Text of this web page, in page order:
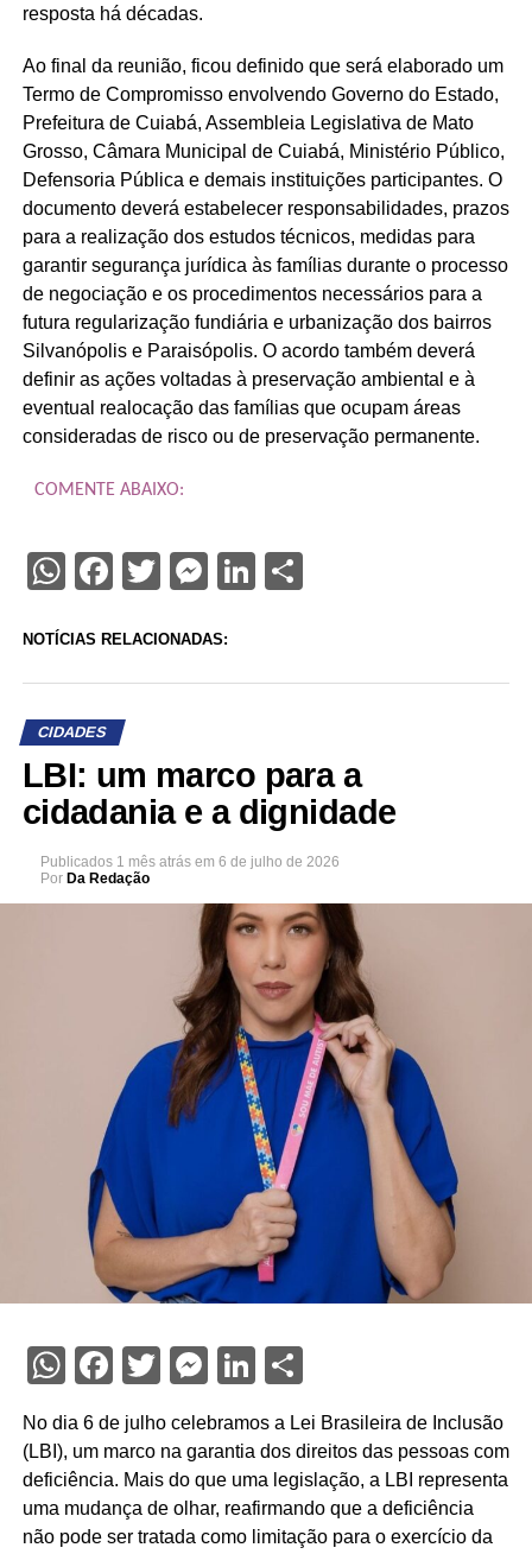
resposta há décadas.
Ao final da reunião, ficou definido que será elaborado um
Termo de Compromisso envolvendo Governo do Estado,
Prefeitura de Cuiabá, Assembleia Legislativa de Mato
Grosso, Câmara Municipal de Cuiabá, Ministério Público,
Defensoria Pública e demais instituições participantes. O
documento deverá estabelecer responsabilidades, prazos
para a realização dos estudos técnicos, medidas para
garantir segurança jurídica às famílias durante o processo
de negociação e os procedimentos necessários para a
futura regularização fundiária e urbanização dos bairros
Silvanópolis e Paraisópolis. O acordo também deverá
definir as ações voltadas à preservação ambiental e à
eventual realocação das famílias que ocupam áreas
consideradas de risco ou de preservação permanente.
COMENTE ABAIXO:
WhatsApp
Facebook
Twitter
Messenger
LinkedIn
Share
NOTÍCIAS RELACIONADAS:
CIDADES
LBI: um marco para a
cidadania e a dignidade
Publicados 1 mês atrás em 6 de julho de 2026
Por Da Redação
WhatsApp
Facebook
TwitterMessenger
LinkedIn
No dia 6 de julho celebramos a Lei Brasileira de Inclusão
(LBI), um marco na garantia dos direitos das pessoas com
deficiência. Mais do que uma legislação, a LBI representa
uma mudança de olhar, reafirmando que a deficiência
não pode ser tratada como limitação para o exercício da